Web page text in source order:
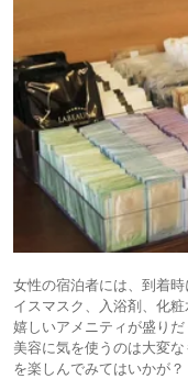
女性の宿泊者には、到着
イスマスク、入浴剤、化
嬉しいアメニティが盛り
美容に気を使うのは大変
を楽しんでみてはいかが？